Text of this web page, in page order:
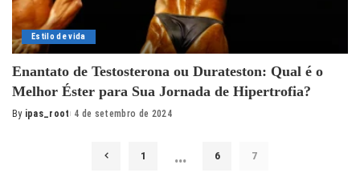
Estilo de vida
Enantato de Testosterona ou Durateston: Qual é o
Melhor Éster para Sua Jornada de Hipertrofia?
Posted
By ipas_root 4 de setembro de 2024
1 … 6 7